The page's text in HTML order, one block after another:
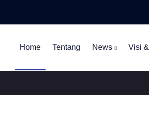
Home Tentang News Visi